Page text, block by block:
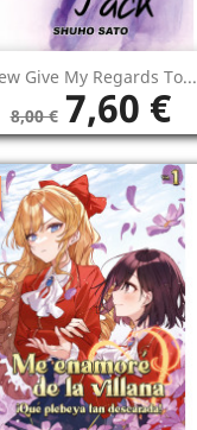
Give My Regards To...
8,00 € 7,60 €